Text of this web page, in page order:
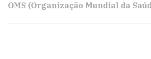
OMS (Organização Mundial da